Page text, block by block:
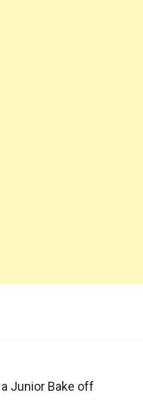
Junior Bake off